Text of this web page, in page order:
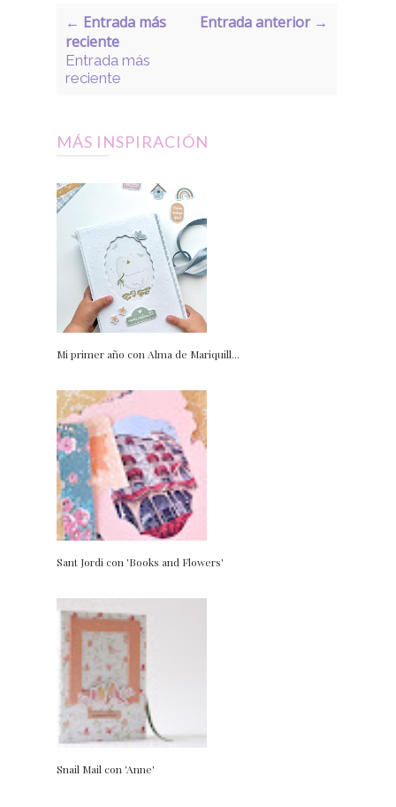
← Entrada más
reciente
Entrada más
reciente
Entrada anterior →
MÁS INSPIRACIÓN
Mi primer año con Alma de Mariquill...
Sant Jordi con 'Books and Flowers'
Snail Mail con 'Anne'